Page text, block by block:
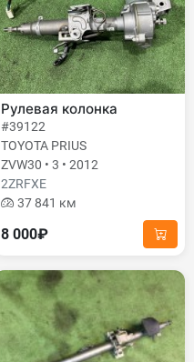
Рулевая колонка
#39122
TOYOTA PRIUS
ZVW30 • 3 • 2012
2ZRFXE
37 841 км
8 000₽